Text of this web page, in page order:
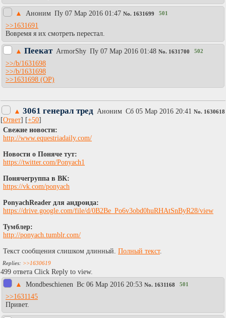
▲ Аноним Пy 07 Мар 2016 01:47 No. 1631699 501
>>1631691
Вовремя я их смотреть перестал.
▲ Пеекат АrmоrShy Пy 07 Мар 2016 01:48 No. 1631700 502
>>/b/1631698
>>/b/1631698
>>1631698
▲ 3061 генерал тред Аноним Сб 05 Мар 2016 20:41 No. 1630618
[Ответ] [+50]
Свежие новости:
http://www.equestriadaily.com/
Новости о Поняче тут:
https://twitter.com/Ponyach1
Понячегруппа в ВК:
https://vk.com/ponyach
PonyachReader для андроида:
https://drive.google.com/file/d/0B2Be_Po6v3obd0huRHAtSnByR28/view
Тумблер:
http://ponyach.tumblr.com/
Текст сообщения слишком длинный. Полный текст.
>>1630619
499 ответа Click Reply to view.
▲
Mondbeschienen Вc 06 Мар 2016 20:53 No. 1631168 501
>>1631145
Привет.